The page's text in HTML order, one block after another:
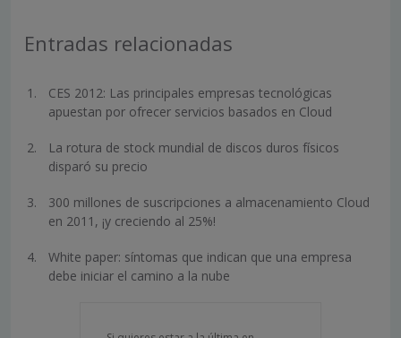
Entradas relacionadas
CES 2012: Las principales empresas tecnológicas
apuestan por ofrecer servicios basados en Cloud
La rotura de stock mundial de discos duros físicos
disparó su precio
300 millones de suscripciones a almacenamiento Cloud
en 2011, ¡y creciendo al 25%!
White paper: síntomas que indican que una empresa
debe iniciar el camino a la nube